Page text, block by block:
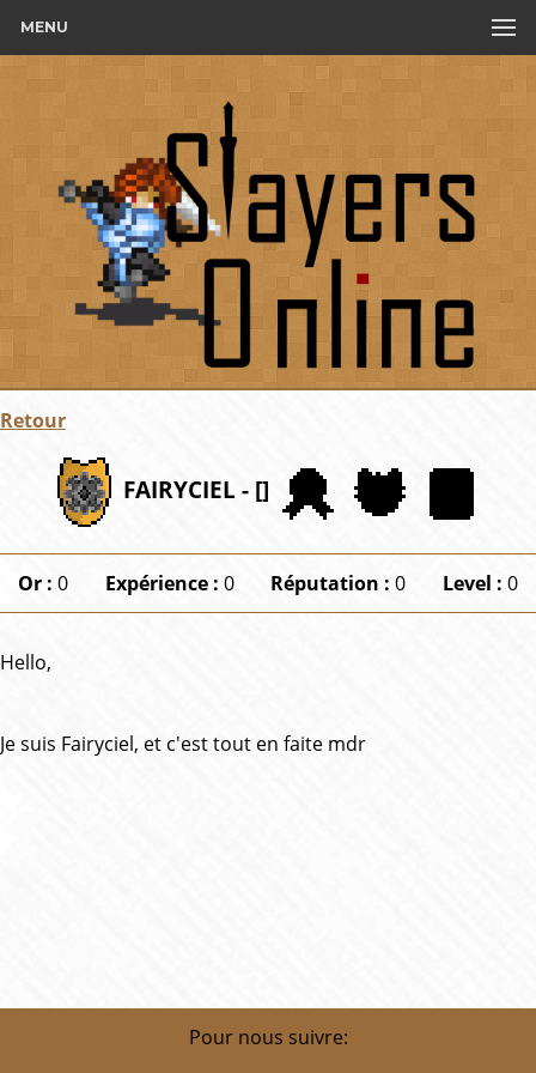
MENU
Retour
FAIRYCIEL - []
Or :0 Expérience : 0 Réputation :0 Level : 0
Hello,
Je suis Fairyciel, et c'est tout en faite mdr
Pour nous suivre: